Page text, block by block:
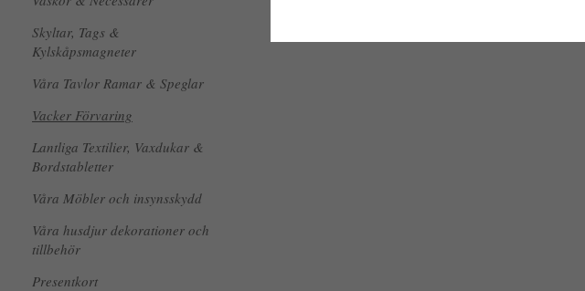
Skyltar, Tags &
Kylskåpsmagneter
Våra Tavlor Ramar & Speglar
Vacker Förvaring
Lantliga Textilier, Vaxdukar &
Bordstabletter
Våra Möbler och insynsskydd
Våra husdjur dekorationer och
tillbehör
Presentkort